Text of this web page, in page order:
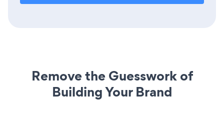
Remove the Guesswork of
Building Your Brand